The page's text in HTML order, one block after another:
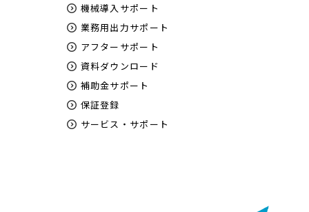
機械導入サポート
業務用出力サポート
アフターサポート
資料ダウンロード
補助金サポート
保証登録
サービス・サポート